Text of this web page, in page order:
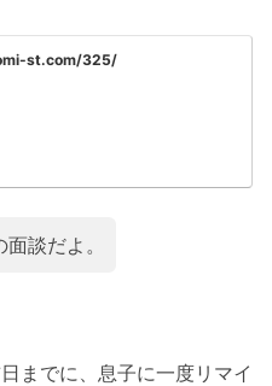
st.com/325/
談だよ。
までに、息子に一度リマイ